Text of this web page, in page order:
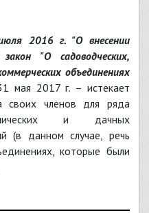
2016 г. "О внесении
"О садоводческих,
объединениях
мая 2017 г. – истекает
своих членов для ряда
и дачных
(в данном случае, речь
которые были